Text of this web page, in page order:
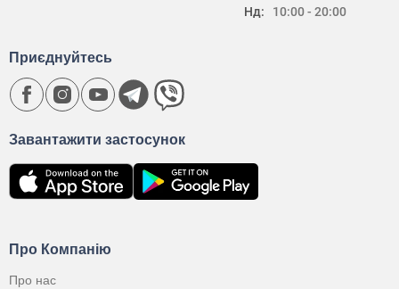
Нд:
10:00 - 20:00
Про Компанію
Про нас
Завантажити застосунок
Приєднуйтесь